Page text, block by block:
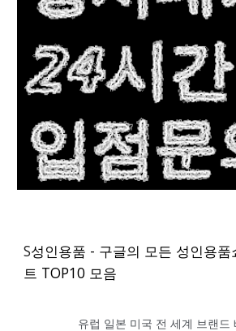
S성인용품 - 구글의 모든 성인용품
트 TOP10 모음
유럽 일본 미국 전 세계 브랜드